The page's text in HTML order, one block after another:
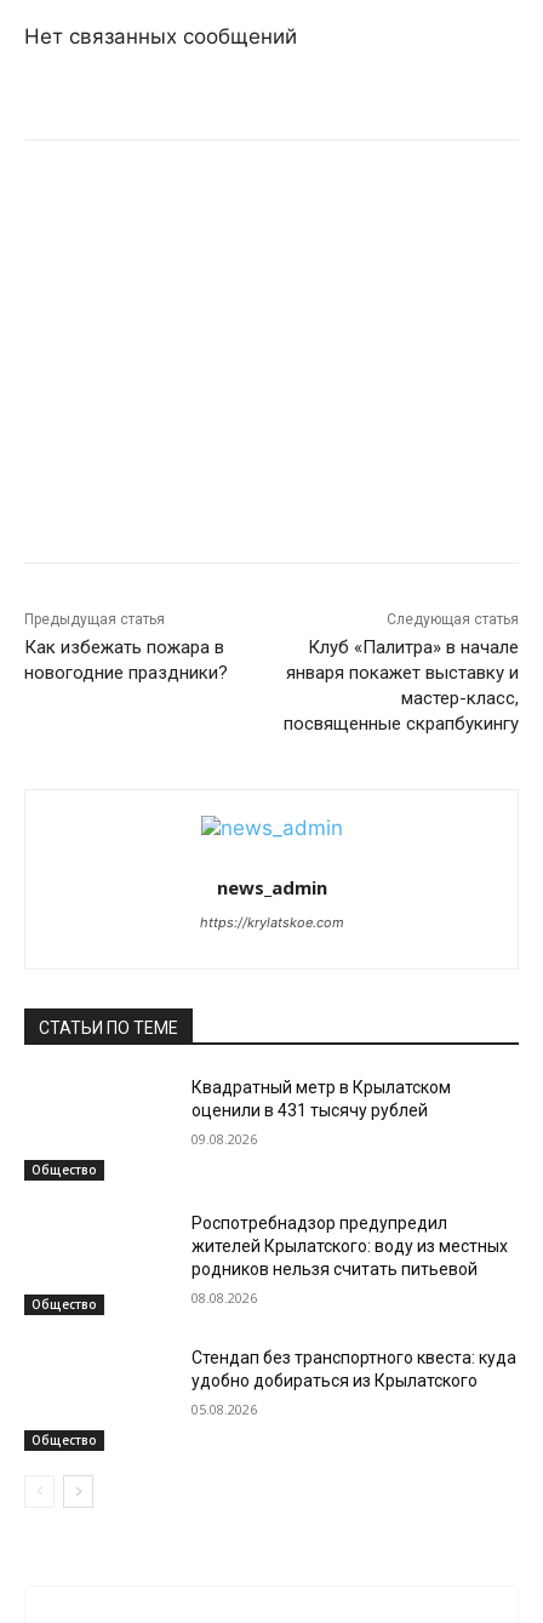
Нет связанных сообщений
Предыдущая статья
Как избежать пожара в
новогодние праздники?
Следующая статья
Клуб «Палитра» в начале
января покажет выставку и
мастер-класс,
посвященные скрапбукингу
news_admin
https://krylatskoe.com
СТАТЬИ ПО ТЕМЕ
Общество
Квадратный метр в Крылатском
оценили в 431 тысячу рублей
09.08.2026
Общество
Роспотребнадзор предупредил
жителей Крылатского: воду из местных
родников нельзя считать питьевой
08.08.2026
Общество
Стендап без транспортного квеста: куда
удобно добираться из Крылатского
05.08.2026